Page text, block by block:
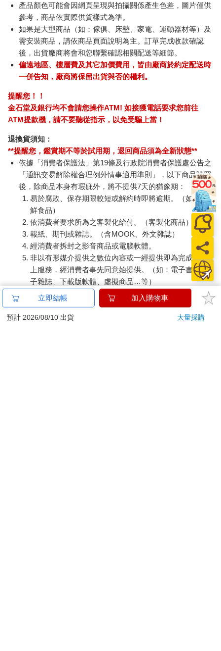
產品顏色可能會因網頁呈現與拍攝關係產生色差，圖片僅供
參考，商品依實際供貨樣式為準。
如果是大型商品（如：傢俱、床墊、家電、運動器材等）及
需安裝商品，請依商品頁面說明為主。訂單完成收款確認
後，出貨廠商將會和您聯繫確認相關配送等細節。
偏遠地區、樓層費及其它加價費用，皆由廠商於約定配送時
一併告知，廠商將保留出貨與否的權利。
提醒您！！
金石堂及銀行均不會請您操作ATM! 如接獲電話要求您前往
ATM提款機，請不要聽從指示，以免受騙上當！
退換貨須知：
**提醒您，鑑賞期不等於試用期，退回商品須為全新狀態**
依據「消費者保護法」第19條及行政院消費者保護處公告之
「通訊交易解除權合理例外情事適用準則」，以下商品購買
後，除商品本身有瑕疵外，將不提供7天的猶豫期：
易於腐敗、保存期限較短或解約時即將逾期。（如：生
鮮食品）
依消費者要求所為之客製化給付。（客製化商品）
報紙、期刊或雜誌。（含MOOK、外文雜誌）
經消費者拆封之影音商品或電腦軟體。
非以有形媒介提供之數位內容或一經提供即為完成之線
上服務，經消費者事先同意始提供。（如：電子書、電
子雜誌、下載版軟體、虛擬商品…等）
已拆封之個人衛生用品。（如：內衣褲、刮鬍刀、除毛
刀…等）
若非上列種類商品，均享有到貨7天的猶豫期（含例假
立即結帳 加入購物車
預計 2026/08/10 出貨 大量採購